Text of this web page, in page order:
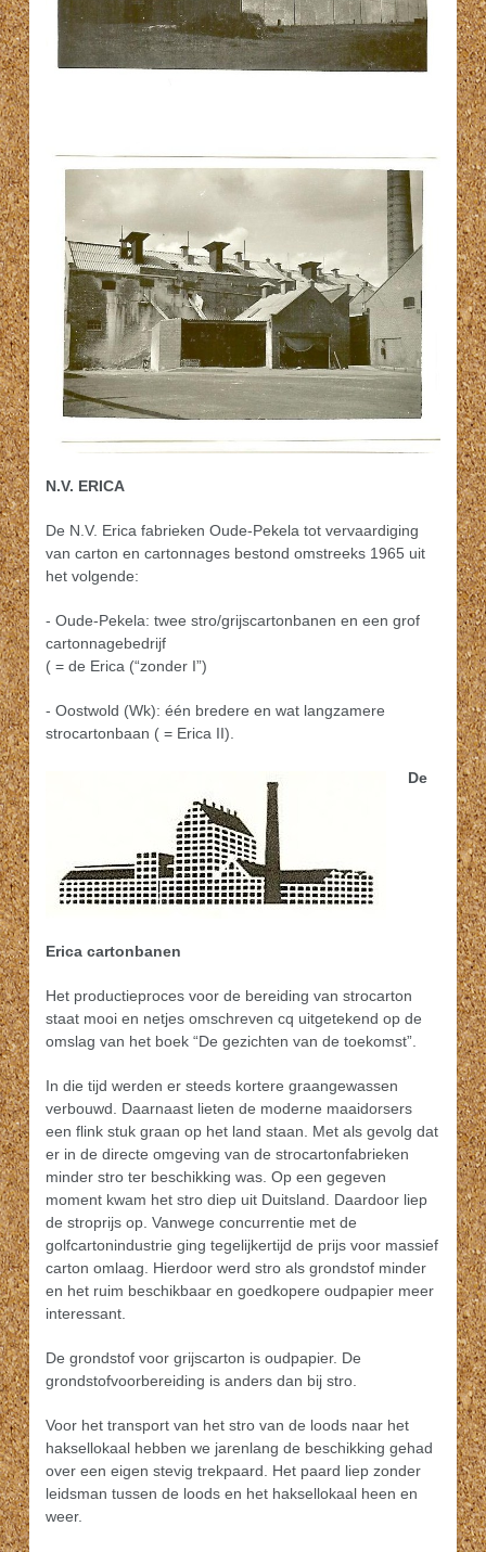
N.V. ERICA
De N.V. Erica fabrieken Oude-Pekela tot vervaardiging
van carton en cartonnages bestond omstreeks 1965 uit
het volgende:
- Oude-Pekela: twee stro/grijscartonbanen en een grof
cartonnagebedrijf
( = de Erica (“zonder I”)
- Oostwold (Wk): één bredere en wat langzamere
strocartonbaan ( = Erica II).
De
Erica cartonbanen
Het productieproces voor de bereiding van strocarton
staat mooi en netjes omschreven cq uitgetekend op de
omslag van het boek “De gezichten van de toekomst”.
In die tijd werden er steeds kortere graangewassen
verbouwd. Daarnaast lieten de moderne maaidorsers
een flink stuk graan op het land staan. Met als gevolg dat
er in de directe omgeving van de strocartonfabrieken
minder stro ter beschikking was. Op een gegeven
moment kwam het stro diep uit Duitsland. Daardoor liep
de stroprijs op. Vanwege concurrentie met de
golfcartonindustrie ging tegelijkertijd de prijs voor massief
carton omlaag. Hierdoor werd stro als grondstof minder
en het ruim beschikbaar en goedkopere oudpapier meer
interessant.
De grondstof voor grijscarton is oudpapier. De
grondstofvoorbereiding is anders dan bij stro.
Voor het transport van het stro van de loods naar het
haksellokaal hebben we jarenlang de beschikking gehad
over een eigen stevig trekpaard. Het paard liep zonder
leidsman tussen de loods en het haksellokaal heen en
weer.